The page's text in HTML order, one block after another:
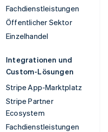
Fachdienstleistungen
Öffentlicher Sektor
Einzelhandel
Integrationen und
Custom-Lösungen
Stripe App-Marktplatz
Stripe Partner
Ecosystem
Fachdienstleistungen